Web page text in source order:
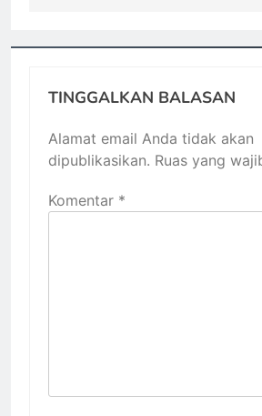
TINGGALKAN BALASAN
Alamat email Anda tidak akan
dipublikasikan. Ruas yang
Komentar *